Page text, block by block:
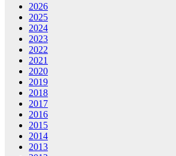
2026
2025
2024
2023
2022
2021
2020
2019
2018
2017
2016
2015
2014
2013